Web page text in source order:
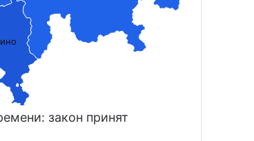
закон принят